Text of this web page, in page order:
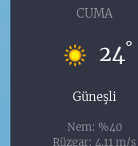
CUMA
24°
Güneşli
Nem: %40
Rüzgar: 4.11 m/s